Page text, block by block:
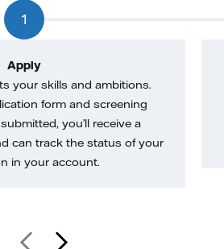
1
Apply
your skills and ambitions.
form and screening
you’ll receive a
can track the status of your
in your account.